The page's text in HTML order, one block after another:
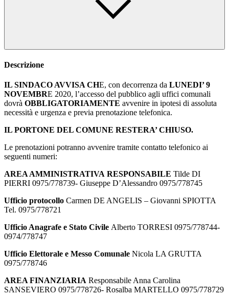
Descrizione
IL SINDACO AVVISA CHE, con decorrenza da LUNEDI’ 9
NOVEMBRE 2020, l’accesso del pubblico agli uffici comunali
dovrà OBBLIGATORIAMENTE avvenire in ipotesi di assoluta
necessità e urgenza e previa prenotazione telefonica.
IL PORTONE DEL COMUNE RESTERA’ CHIUSO.
Le prenotazioni potranno avvenire tramite contatto telefonico ai
seguenti numeri:
AREA AMMINISTRATIVA RESPONSABILE Tilde DI
PIERRI 0975/778739- Giuseppe D’Alessandro 0975/778745
Ufficio protocollo Carmen DE ANGELIS – Giovanni SPIOTTA
Tel. 0975/778721
Ufficio Anagrafe e Stato Civile Alberto TORRESI 0975/778744-
0974/778747
Ufficio Elettorale e Messo Comunale Nicola LA GRUTTA
0975/778746
AREA FINANZIARIA Responsabile Anna Carolina
SANSEVIERO 0975/778726- Rosalba MARTELLO 0975/778729